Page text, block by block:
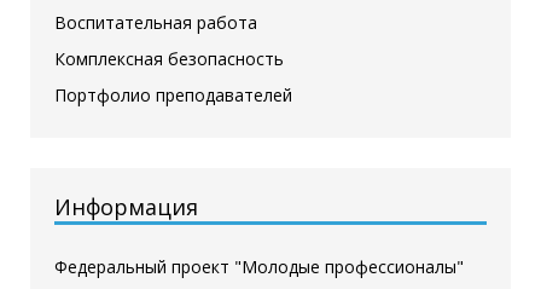
Воспитательная работа
Комплексная безопасность
Портфолио преподавателей
Информация
Федеральный проект "Молодые профессионалы"